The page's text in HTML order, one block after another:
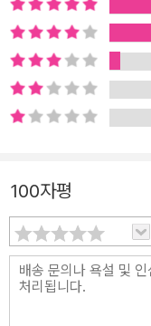
활동가, 국어 교사,
만났다. 이들에겐 공
있듯이 안 보일 때는
너무도 잘 보이는 우
서 일하는 것으로 묵
없이 보통이다’는
전문직 명함, 금메
다. 그런데 가치 척도
엄, 노동자의 권리,
범하지 않다. 뛰어나고 색
100자평